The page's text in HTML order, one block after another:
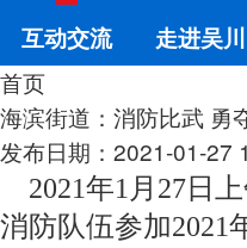
互动交流
走进吴川
首页
海滨街道：消防比武 勇
发布日期：2021-01-27
2021年1月27日
消防队伍参加2021